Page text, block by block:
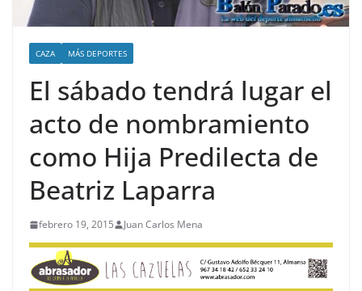
CAZA MÁS DEPORTES
El sábado tendrá lugar el
acto de nombramiento
como Hija Predilecta de
Beatriz Laparra
febrero 19, 2015 Juan Carlos Mena